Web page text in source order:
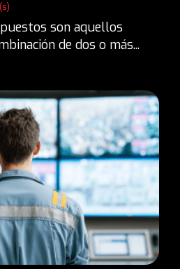
son aquellos
de dos o más...